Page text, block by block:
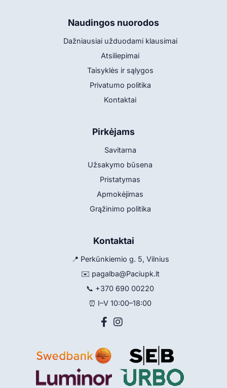
Naudingos nuorodos
Dažniausiai užduodami klausimai
Atsiliepimai
Taisyklės ir sąlygos
Privatumo politika
Kontaktai
Pirkėjams
Savitarna
Užsakymo būsena
Pristatymas
Apmokėjimas
Grąžinimo politika
Kontaktai
📍 Perkūnkiemio g. 5, Vilnius
✉️ pagalba@Paciupk.lt
📞 +370 690 00220
⏰ I–V 10:00–18:00